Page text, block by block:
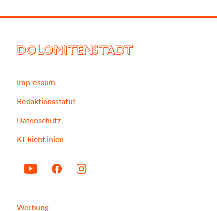
DOLOMITENSTADT
Impressum
Redaktionsstatut
Datenschutz
KI-Richtlinien
Werbung